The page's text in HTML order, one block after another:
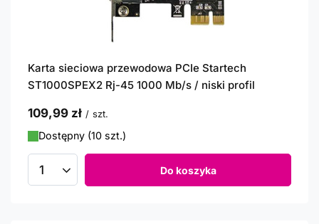
Karta sieciowa przewodowa PCIe Startech
ST1000SPEX2 Rj-45 1000 Mb/s / niski profil
109,99 zł / szt.
Dostępny (10 szt.)
Ilość produktów Do koszyka